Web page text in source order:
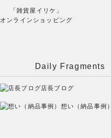
「雑貨屋イリケ」
オンラインショッピング
Daily Fragments
店長ブログ
想い（納品事例）